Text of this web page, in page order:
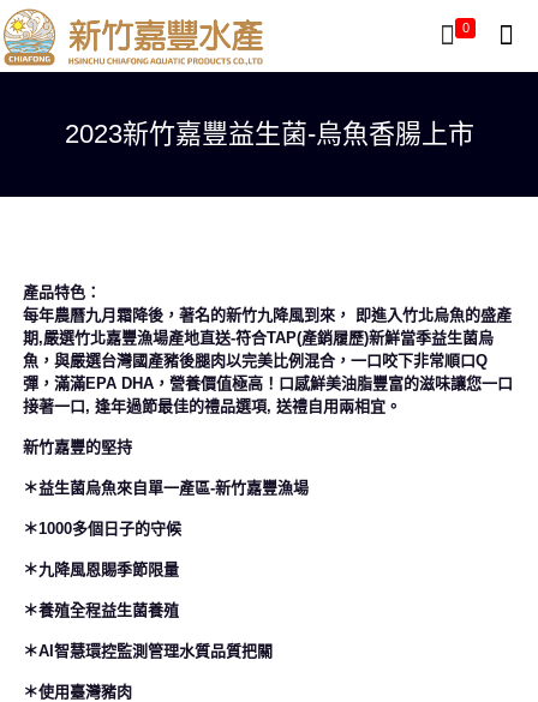
0
2023新竹嘉豐益生菌-烏魚香腸上市
產品特色：
每年農曆九月霜降後，著名的新竹九降風到來， 即進入竹北烏魚的盛產
期,嚴選竹北嘉豐漁場產地直送-符合TAP(產銷履歷)新鮮當季益生菌烏
魚，與嚴選台灣國產豬後腿肉以完美比例混合，一口咬下非常順口Q
彈，滿滿EPA DHA，營養價值極高！口感鮮美油脂豐富的滋味讓您一口
接著一口, 逢年過節最佳的禮品選項, 送禮自用兩相宜。
新竹嘉豐的堅持
＊益生菌烏魚來自單一產區-新竹嘉豐漁場
＊1000多個日子的守候
＊九降風恩賜季節限量
＊養殖全程益生菌養殖
＊AI智慧環控監測管理水質品質把關
＊使用臺灣豬肉